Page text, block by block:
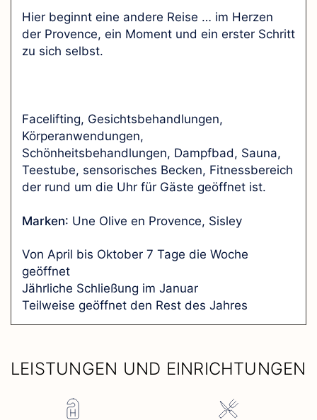
Hier beginnt eine andere Reise … im Herzen
der Provence, ein Moment und ein erster Schritt
zu sich selbst.
Facelifting, Gesichtsbehandlungen,
Körperanwendungen,
Schönheitsbehandlungen, Dampfbad, Sauna,
Teestube, sensorisches Becken, Fitnessbereich
der rund um die Uhr für Gäste geöffnet ist.
Marken: Une Olive en Provence, Sisley
Von April bis Oktober 7 Tage die Woche
geöffnet
Jährliche Schließung im Januar
Teilweise geöffnet den Rest des Jahres
LEISTUNGEN UND EINRICHTUNGEN